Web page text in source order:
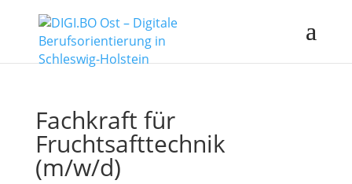
Fachkraft für
Fruchtsafttechnik
(m/w/d)